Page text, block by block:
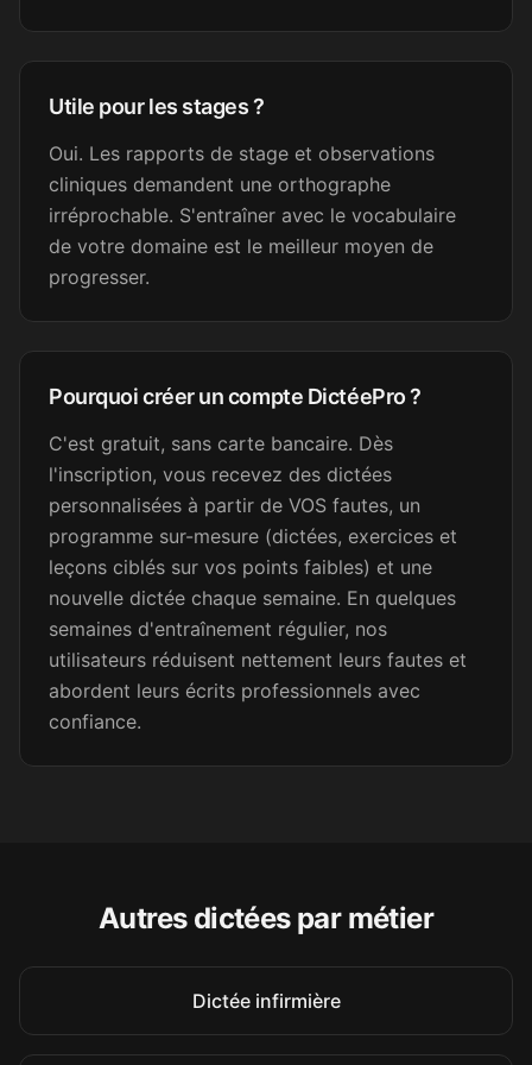
C'est génial !!
CC Camille C.
Assistante dentaire
Génial, merci !
Nélia
Secrétaire médicale
Super, merci beaucoup !
SB Sandrine B.
Secrétaire médicale
Merci beaucoup !
EL Emma L.
Secrétaire médicale
bien fait ! Je partage votre lien
à mes collègues 😉 Une très
Utile pour les stages ?
Oui. Les rapports de stage et observations
cliniques demandent une orthographe
irréprochable. S'entraîner avec le vocabulaire
de votre domaine est le meilleur moyen de
progresser.
Pourquoi créer un compte DictéePro ?
C'est gratuit, sans carte bancaire. Dès
l'inscription, vous recevez des dictées
personnalisées à partir de VOS fautes, un
programme sur-mesure (dictées, exercices et
leçons ciblés sur vos points faibles) et une
nouvelle dictée chaque semaine. En quelques
semaines d'entraînement régulier, nos
utilisateurs réduisent nettement leurs fautes et
abordent leurs écrits professionnels avec
confiance.
Autres dictées par métier
Dictée infirmière